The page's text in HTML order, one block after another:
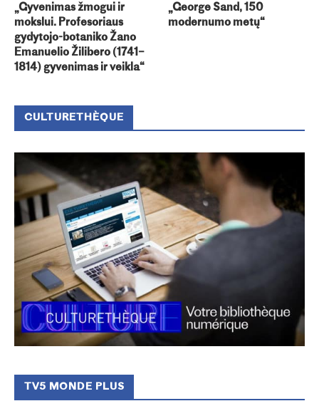
„Gyvenimas žmogui ir
mokslui. Profesoriaus
gydytojo-botaniko Žano
Emanuelio Žilibero (1741–
1814) gyvenimas ir veikla“
„George Sand, 150
modernumo metų“
CULTURETHÈQUE
TV5 MONDE PLUS